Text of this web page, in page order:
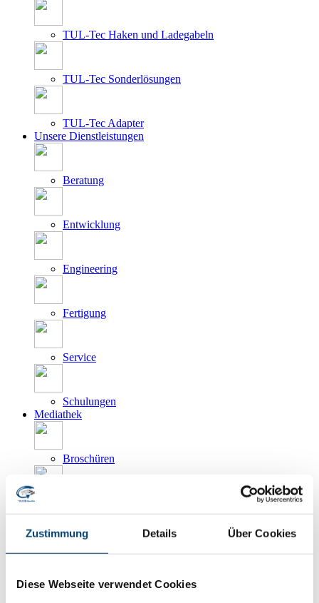
Zustimmung Details Über Cookies
Diese Webseite verwendet Cookies
TUL-Tec Haken und Ladegabeln
TUL-Tec Sonderlösungen
TUL-Tec Adapter
Unsere Dienstleistungen
Beratung
Entwicklung
Engineering
Fertigung
Service
Schulungen
Mediathek
Broschüren